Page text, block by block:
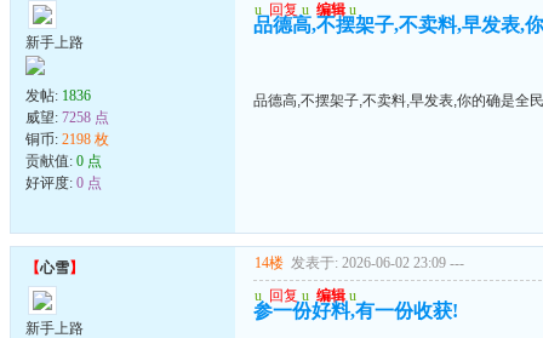
新手上路
发帖: 1836
威望: 7258 点
铜币: 2198 枚
贡献值: 0 点
好评度: 0 点
u 回复 u 编辑 u
品德高,不摆架子,不卖料,早发表,
品德高,不摆架子,不卖料,早发表,你的确是全
【心雪】
新手上路
14楼 发表于: 2026-06-02 23:09 ---
u 回复 u 编辑 u
参一份好料,有一份收获!